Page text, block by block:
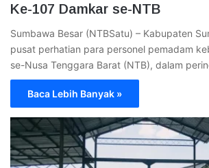
Ke-107 Damkar se-NTB
Sumbawa Besar (NTBSatu) – Kabupaten
pusat perhatian para personel pemadam
se-Nusa Tenggara Barat (NTB), dalam
Baca Lebih Banyak »